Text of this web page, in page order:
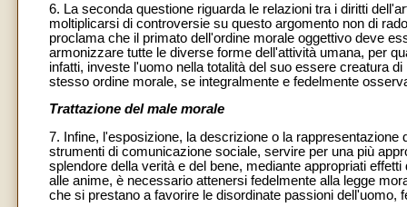
6. La seconda questione riguarda le relazioni tra i diritti
moltiplicarsi di controversie su questo argomento non di
proclama che il primato dell'ordine morale oggettivo deve
armonizzare tutte le diverse forme dell'attività umana, per
infatti, investe l'uomo nella totalità del suo essere creatura
stesso ordine morale, se integralmente e fedelmente
Trattazione del male morale
7. Infine, l'esposizione, la descrizione o la
strumenti di comunicazione sociale, servire per una più
splendore della verità e del bene, mediante appropriati
alle anime, è necessario attenersi fedelmente alla legge
che si prestano a favorire le disordinate passioni dell'uomo,